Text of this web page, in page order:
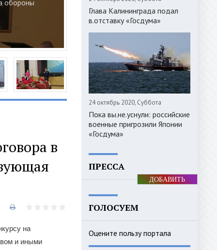
обороны
в
на
и иными
Глава Калининграда подал
в.отставку «Госдума»
24 октябрь 2020, Суббота
Пока вы.не.уснули: российские
военные пригрозили Японии
«Госдума»
ПРЕССА
ДОБАВИТЬ
ГОЛОСУЕМ
Оцените пользу портала